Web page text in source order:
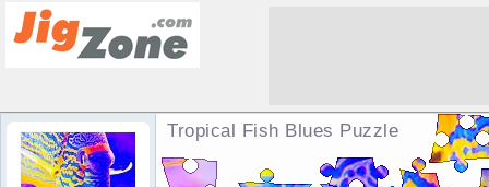
Tropical Fish Blues Puzzle